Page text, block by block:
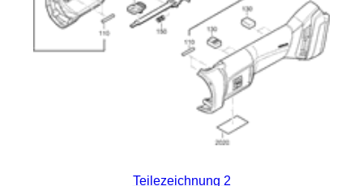
Teilezeichnung 2